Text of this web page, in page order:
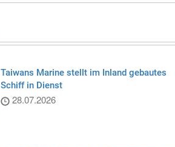
Taiwans Marine stellt im Inland gebautes
Schiff in Dienst
28.07.2026